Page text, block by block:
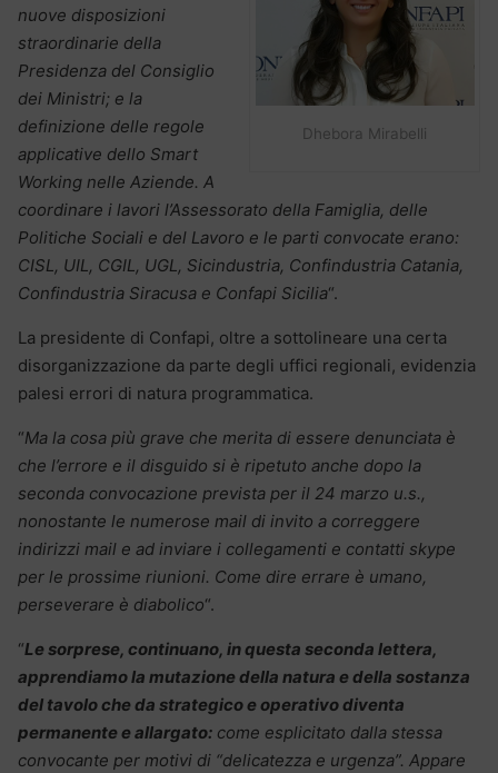
Dhebora Mirabelli
nuove disposizioni
straordinarie della
Presidenza del Consiglio
dei Ministri; e la
definizione delle regole
applicative dello Smart
Working nelle Aziende. A
coordinare i lavori l’Assessorato della Famiglia, delle
Politiche Sociali e del Lavoro e le parti convocate erano:
CISL, UIL, CGIL, UGL, Sicindustria, Confindustria Catania,
Confindustria Siracusa e Confapi Sicilia“.
La presidente di Confapi, oltre a sottolineare una certa
disorganizzazione da parte degli uffici regionali, evidenzia
palesi errori di natura programmatica.
“Ma la cosa più grave che merita di essere denunciata è
che l’errore e il disguido si è ripetuto anche dopo la
seconda convocazione prevista per il 24 marzo u.s.,
nonostante le numerose mail di invito a correggere
indirizzi mail e ad inviare i collegamenti e contatti skype
per le prossime riunioni. Come dire errare è umano,
perseverare è diabolico“.
“Le sorprese, continuano, in questa seconda lettera,
apprendiamo la mutazione della natura e della sostanza
del tavolo che da strategico e operativo diventa
permanente e allargato: come esplicitato dalla stessa
convocante per motivi di “delicatezza e urgenza”. Appare